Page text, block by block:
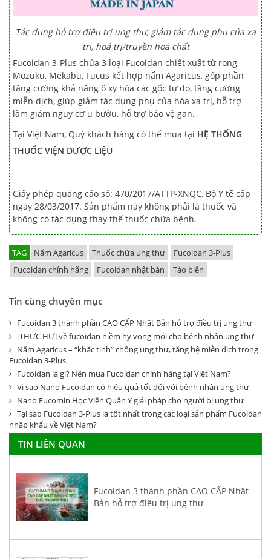
Tác dụng hỗ trợ điều trị ung thư, giảm tác dụng phụ của xạ
trị, hoá trị/truyền hoá chất
Fucoidan 3-Plus chứa 3 loại Fucoidan chiết xuất từ rong
Mozuku, Mekabu, Fucus kết hợp nấm Agaricus, góp phần
tăng cường khả năng ô xy hóa các gốc tự do, tăng cường
miễn dịch, giúp giảm tác dụng phụ của hóa xạ trị, hỗ trợ
làm giảm nguy cơ u bướu, hỗ trợ bảo vệ gan.
Tại Việt Nam, Quý khách hàng có thể mua tại HỆ THỐNG
THUỐC VIỆN DƯỢC LIỆU
Giấy phép quảng cáo số: 470/2017/ATTP-XNQC, Bộ Y tế cấp
ngày 28/03/2017. Sản phẩm này không phải là thuốc và
không có tác dụng thay thế thuốc chữa bệnh.
TAG Nấm Agaricus Thuốc chữa ung thư
Fucoidan 3-Plus
Fucoidan chính hãng
Fucoidan nhật bản Tảo biển
Tin cùng chuyên mục
Fucoidan 3 thành phần CAO CẤP Nhật Bản hỗ trợ điều trị ung thư
[THỰC HƯ] về fucoidan niềm hy vọng mới cho bệnh nhân ung thư
Nấm Agaricus – “khắc tinh” chống ung thư, tăng hệ miễn dịch trong
Fucoidan 3-Plus
Fucoidan là gì? Nên mua Fucoidan chính hãng tại Việt Nam?
Vì sao Nano Fucoidan có hiệu quả tốt đối với bệnh nhân ung thư
Nano Fucomin Học Viện Quân Y giải pháp cho người bị ung thư
Tại sao Fucoidan 3-Plus là tốt nhất trong các loại sản phẩm Fucoidan
nhập khẩu về Việt Nam?
TIN LIÊN QUAN
Fucoidan 3 thành phần CAO CẤP Nhật
Bản hỗ trợ điều trị ung thư